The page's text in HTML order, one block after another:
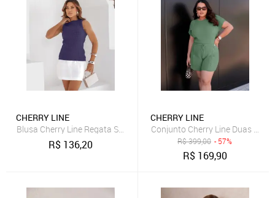
CHERRY LINE
Blusa Cherry Line Regata Sem Manga Textura Tricot Gola Redonda
R$ 136,20
CHERRY LINE
Conjunto Cherry Line Duas
R$399,00 - 57%
R$ 169,90